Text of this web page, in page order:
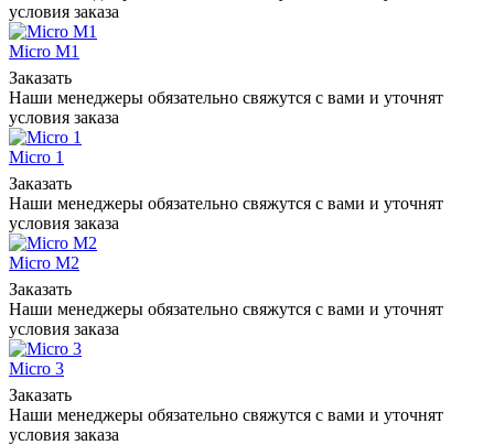
условия заказа
Micro М1
Заказать
Наши менеджеры обязательно свяжутся с вами и уточнят
условия заказа
Micro 1
Заказать
Наши менеджеры обязательно свяжутся с вами и уточнят
условия заказа
Micro М2
Заказать
Наши менеджеры обязательно свяжутся с вами и уточнят
условия заказа
Micro 3
Заказать
Наши менеджеры обязательно свяжутся с вами и уточнят
условия заказа